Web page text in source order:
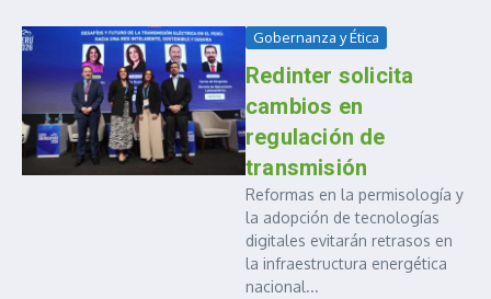
Gobernanza y Ética
Redinter solicita
cambios en
regulación de
transmisión
Reformas en la permisología y
la adopción de tecnologías
digitales evitarán retrasos en
la infraestructura energética
nacional...